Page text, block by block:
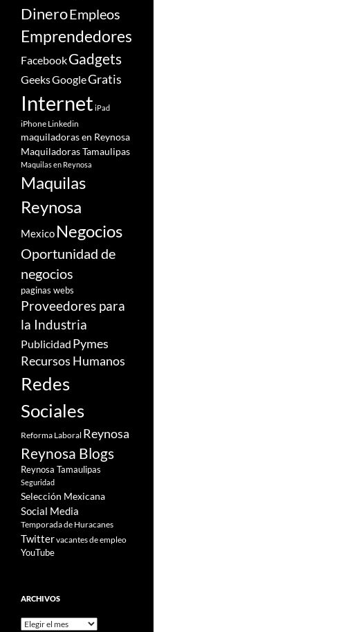
DineroEmpleos
Emprendedores
FacebookGadgets
GeeksGoogleGratis
Internet iPad
iPhone Linkedin
maquiladoras en Reynosa
Maquiladoras Tamaulipas
Maquilas en Reynosa
Maquilas
Reynosa
Mexico Negocios
Oportunidad de
negocios
paginas webs
Proveedores para
la Industria
Publicidad Pymes
Recursos Humanos
Redes
Sociales
Reforma Laboral Reynosa
Reynosa Blogs
Reynosa Tamaulipas
Seguridad
Selección Mexicana
Social Media
Temporada de Huracanes
Twittervacantes de empleo
YouTube
ARCHIVOS
Archivos